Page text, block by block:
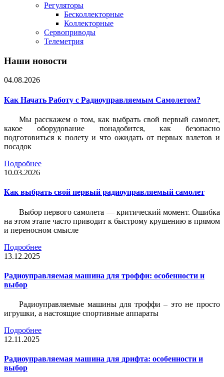
Регуляторы
Бесколлекторные
Коллекторные
Сервоприводы
Телеметрия
Наши новости
04.08.2026
Как Начать Работу с Радиоуправляемым Самолетом?
Мы расскажем о том, как выбрать свой первый самолет,
какое оборудование понадобится, как безопасно
подготовиться к полету и что ожидать от первых взлетов и
посадок
Подробнее
10.03.2026
Как выбрать свой первый радиоуправляемый самолет
Выбор первого самолета — критический момент. Ошибка
на этом этапе часто приводит к быстрому крушению в прямом
и переносном смысле
Подробнее
13.12.2025
Радиоуправляемая машина для троффи: особенности и
выбор
Радиоуправляемые машины для троффи – это не просто
игрушки, а настоящие спортивные аппараты
Подробнее
12.11.2025
Радиоуправляемая машина для дрифта: особенности и
выбор